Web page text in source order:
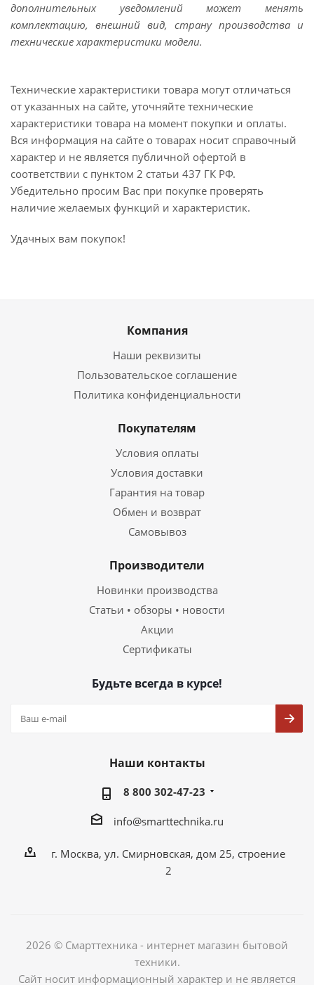
дополнительных уведомлений может менять
комплектацию, внешний вид, страну производства и
технические характеристики модели.
Технические характеристики товара могут отличаться
от указанных на сайте, уточняйте технические
характеристики товара на момент покупки и оплаты.
Вся информация на сайте о товарах носит справочный
характер и не является публичной офертой в
соответствии с пунктом 2 статьи 437 ГК РФ.
Убедительно просим Вас при покупке проверять
наличие желаемых функций и характеристик.
Удачных вам покупок!
Компания
Наши реквизиты
Пользовательское соглашение
Политика конфиденциальности
Покупателям
Условия оплаты
Условия доставки
Гарантия на товар
Обмен и возврат
Самовывоз
Производители
Новинки производства
Статьи • обзоры • новости
Акции
Сертификаты
Будьте всегда в курсе!
Наши контакты
8 800 302-47-23
info@smarttechnika.ru
г. Москва, ул. Смирновская, дом 25, строение
2
2026 © Смарттехника - интернет магазин бытовой
техники.
Сайт носит информационный характер и не является